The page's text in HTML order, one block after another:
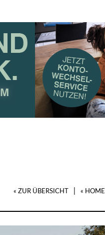
« ZUR ÜBERSICHT « HOME